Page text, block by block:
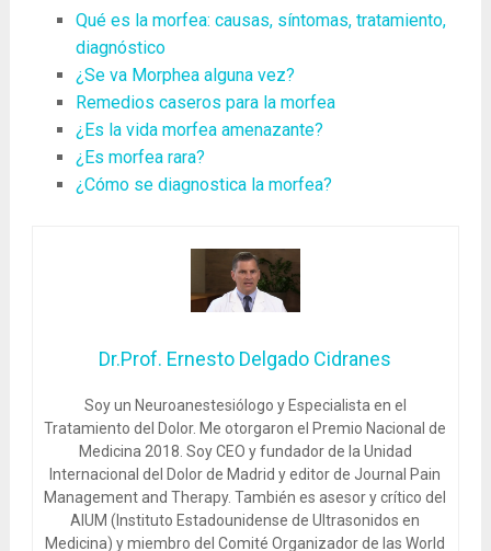
Qué es la morfea: causas, síntomas, tratamiento,
diagnóstico
¿Se va Morphea alguna vez?
Remedios caseros para la morfea
¿Es la vida morfea amenazante?
¿Es morfea rara?
¿Cómo se diagnostica la morfea?
Dr.Prof. Ernesto Delgado Cidranes
Soy un Neuroanestesiólogo y Especialista en el
Tratamiento del Dolor. Me otorgaron el Premio Nacional de
Medicina 2018. Soy CEO y fundador de la Unidad
Internacional del Dolor de Madrid y editor de Journal Pain
Management and Therapy. También es asesor y crítico del
AIUM (Instituto Estadounidense de Ultrasonidos en
Medicina) y miembro del Comité Organizador de las World